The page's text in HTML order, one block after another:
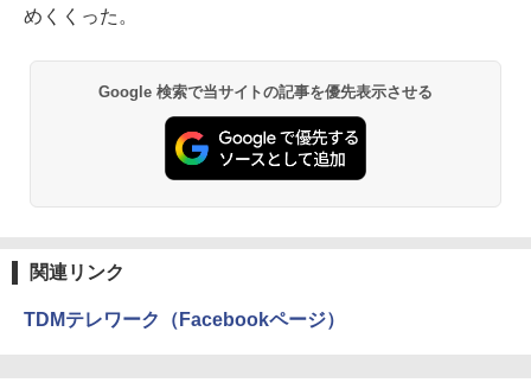
めくくった。
Google 検索で当サイトの記事を優先表示させる
関連リンク
TDMテレワーク（Facebookページ）